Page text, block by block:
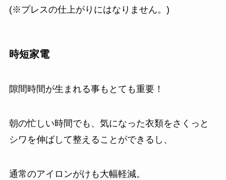
(※プレスの仕上がりにはなりません。)
時短家電
隙間時間が生まれる事もとても重要！
朝の忙しい時間でも、気になった衣類をさくっと
シワを伸ばして整えることができるし、
通常のアイロンがけも大幅軽減。